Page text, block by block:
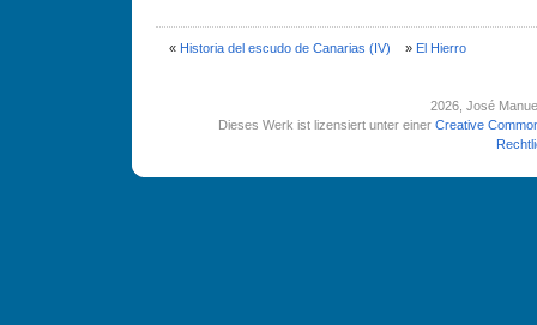
« Historia del escudo de Canarias (IV) » El Hierro
2026 , José
Dieses Werk ist lizensiert unter einer Creative